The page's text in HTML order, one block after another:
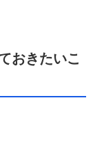
おきたいこ